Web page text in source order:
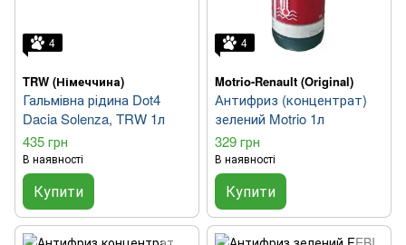
4
TRW (Німеччина)
Гальмівна рідина Dot4
Dacia Solenza, TRW 1л
435 грн
В наявності
Купити
4
Motrio-Renault (Original)
Антифриз (концентрат)
зелений Motrio 1л
329 грн
В наявності
Купити